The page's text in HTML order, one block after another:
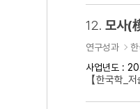
12. 모사(
연구성과
사업년도 :
【한국학_